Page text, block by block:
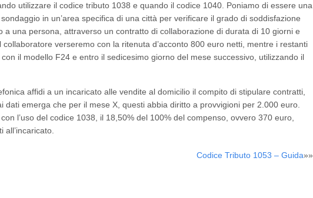
utilizzare il codice tributo 1038 e quando il codice 1040. Poniamo di essere una
in un’area specifica di una città per verificare il grado di soddisfazione
a una persona, attraverso un contratto di collaborazione di durata di 10 giorni e
verseremo con la ritenuta d’acconto 800 euro netti, mentre i restanti
il modello F24 e entro il sedicesimo giorno del mese successivo, utilizzando il
affidi a un incaricato alle vendite al domicilio il compito di stipulare contratti,
dati emerga che per il mese X, questi abbia diritto a provvigioni per 2.000 euro.
l’uso del codice 1038, il 18,50% del 100% del compenso, ovvero 370 euro,
Codice Tributo 1053 – Guida»»